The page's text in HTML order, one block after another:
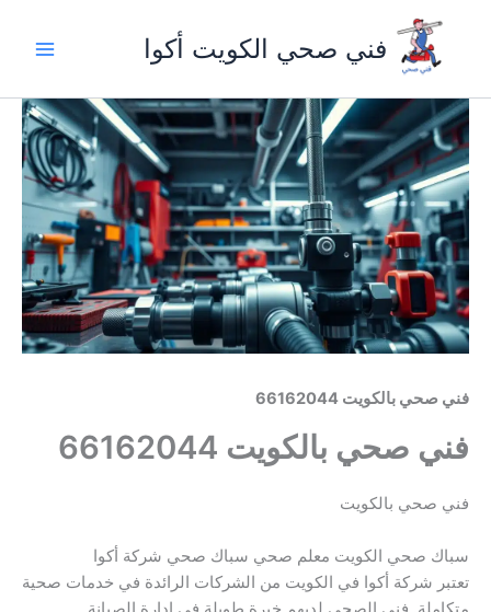
المحتوى
فني صحي الكويت أكوا
فني صحي بالكويت 66162044
فني صحي بالكويت 66162044
فني صحي بالكويت
سباك صحي الكويت معلم صحي سباك صحي شركة أكوا
تعتبر شركة أكوا في الكويت من الشركات الرائدة في خدمات صحية